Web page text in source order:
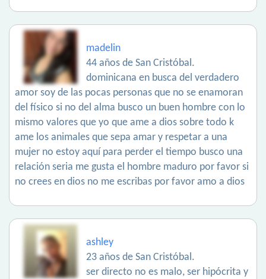
madelin
44 años de San Cristóbal.
dominicana en busca del verdadero
amor soy de las pocas personas que no se enamoran
del físico si no del alma busco un buen hombre con lo
mismo valores que yo que ame a dios sobre todo k
ame los animales que sepa amar y respetar a una
mujer no estoy aquí para perder el tiempo busco una
relación seria me gusta el hombre maduro por favor si
no crees en dios no me escribas por favor amo a dios
ashley
23 años de San Cristóbal.
ser directo no es malo, ser hipócrita y